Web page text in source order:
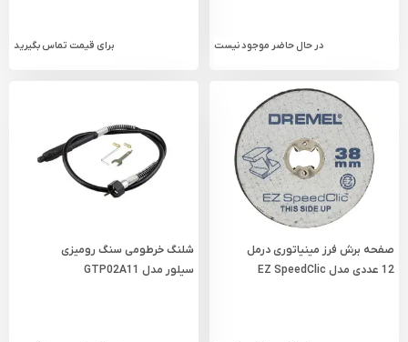
در حال حاضر موجود نیست برای قیمت تماس بگیرید
صفحه برش فرز مینیاتوری درمل
12 عددی مدل EZ SpeedClic
شلنگ خرطومی سنگ رومیزی
سیلور مدل GTP02A11